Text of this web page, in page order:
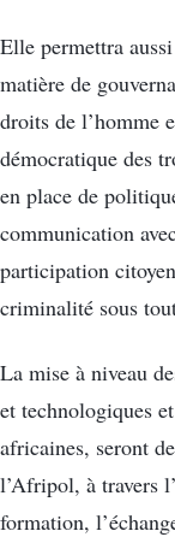
Elle permettra
matière de
droits de l’homme
démocratique des
en place de
communication
participation
criminalité sous
La mise à niveau
et technologiques
africaines, seront
l’Afripol, à travers
formation,